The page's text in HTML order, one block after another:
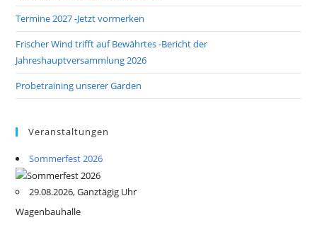
Termine 2027 -Jetzt vormerken
Frischer Wind trifft auf Bewährtes -Bericht der
Jahreshauptversammlung 2026
Probetraining unserer Garden
Veranstaltungen
Sommerfest 2026
29.08.2026, Ganztägig Uhr
Wagenbauhalle